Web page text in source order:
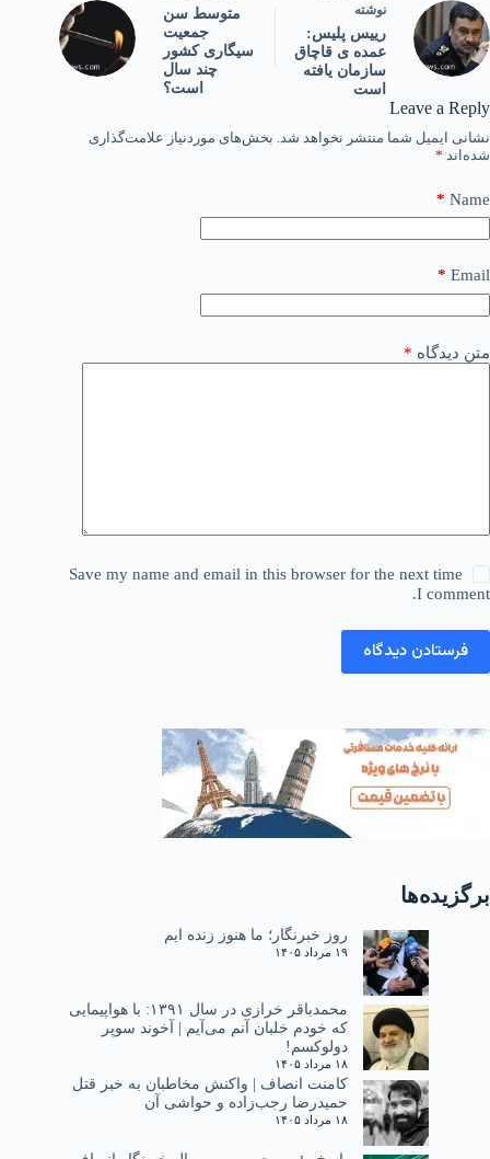
نوشته
رییس پلیس:
عمده ی قاچاق
سازمان یافته
است
متوسط سن
جمعیت
سیگاری کشور
چند سال
است؟
Leave a Reply
نشانی ایمیل شما منتشر نخواهد شد. بخش‌های موردنیاز علامت‌گذاری
شده‌اند *
Name
*
Email
*
متن دیدگاه *
Save my name and email in this browser for the next time
I comment.
فرستادن دیدگاه
برگزیده‌ها
روز خبرنگار؛ ما هنوز زنده ایم
۱۹ مرداد ۱۴۰۵
محمدباقر خرازی در سال ۱۳۹۱: با هواپیمایی
که خودم خلبان آنم می‌آیم | آخوند سوپر
دولوکسم!
۱۸ مرداد ۱۴۰۵
کامنت انصاف | واکنش مخاطبان به خبر قتل
حمیدرضا رجب‌زاده و حواشی آن
۱۸ مرداد ۱۴۰۵